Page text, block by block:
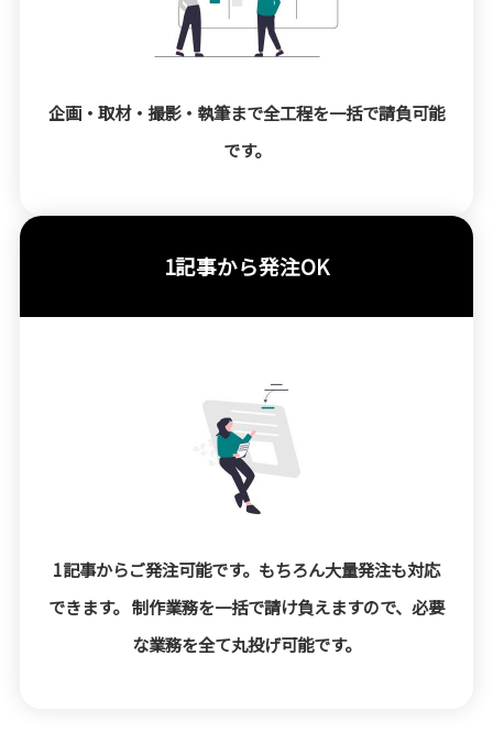
企画・取材・撮影・執筆まで全工程を一括で請負可能
です。
1記事から発注OK
1記事からご発注可能です。もちろん大量発注も対応
できます。 制作業務を一括で請け負えますので、必要
な業務を全て丸投げ可能です。